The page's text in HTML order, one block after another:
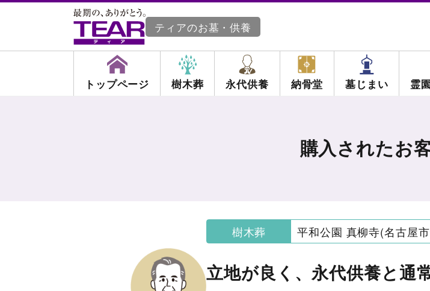
ティアのお墓・供養
トップページ 樹木葬 永代供養 納骨堂 墓じまい 霊
購入されたお
樹木葬 平和公園 真柳寺(名古屋
立地が良く、永代供養と通